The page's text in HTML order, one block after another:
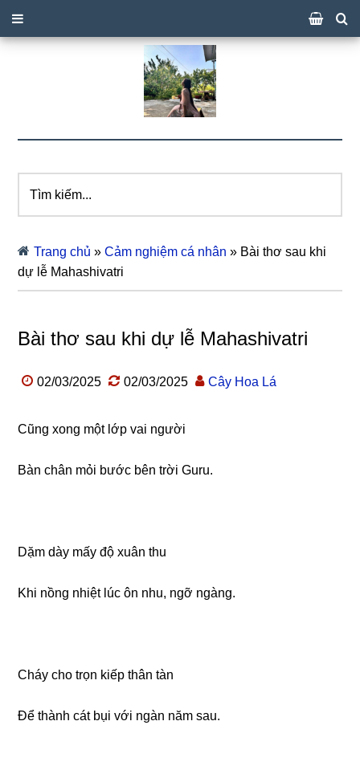
kiếm...
Trang chủ »Cảm nghiệm cá nhân » Bài thơ sau khi
dự lễ Mahashivatri
Bài thơ sau khi dự lễ Mahashivatri
02/03/2025 02/03/2025 Cây Hoa Lá
Cũng xong một lớp vai người
Bàn chân mỏi bước bên trời Guru.
Dặm dày mấy độ xuân thu
Khi nồng nhiệt lúc ôn nhu, ngỡ ngàng.
Cháy cho trọn kiếp thân tàn
Để thành cát bụi với ngàn năm sau.